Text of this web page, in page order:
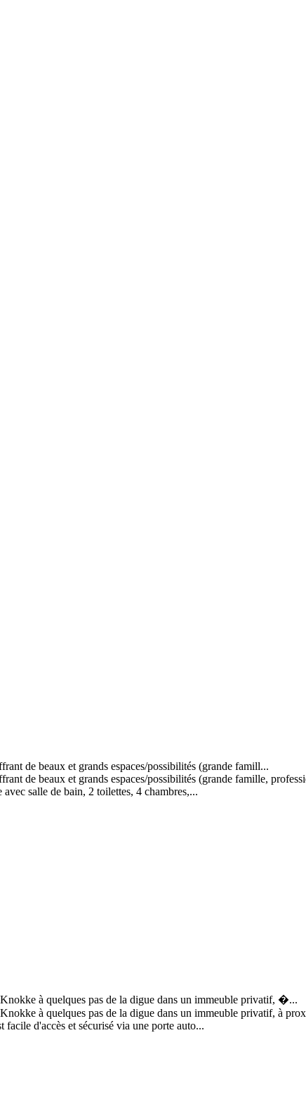
de beaux et grands espaces/possibilités (grande famill...
de beaux et grands espaces/possibilités (grande famille,
salle de bain, 2 toilettes, 4 chambres,...
à quelques pas de la digue dans un immeuble privatif, �...
à quelques pas de la digue dans un immeuble privatif, à
facile d'accès et sécurisé via une porte auto...